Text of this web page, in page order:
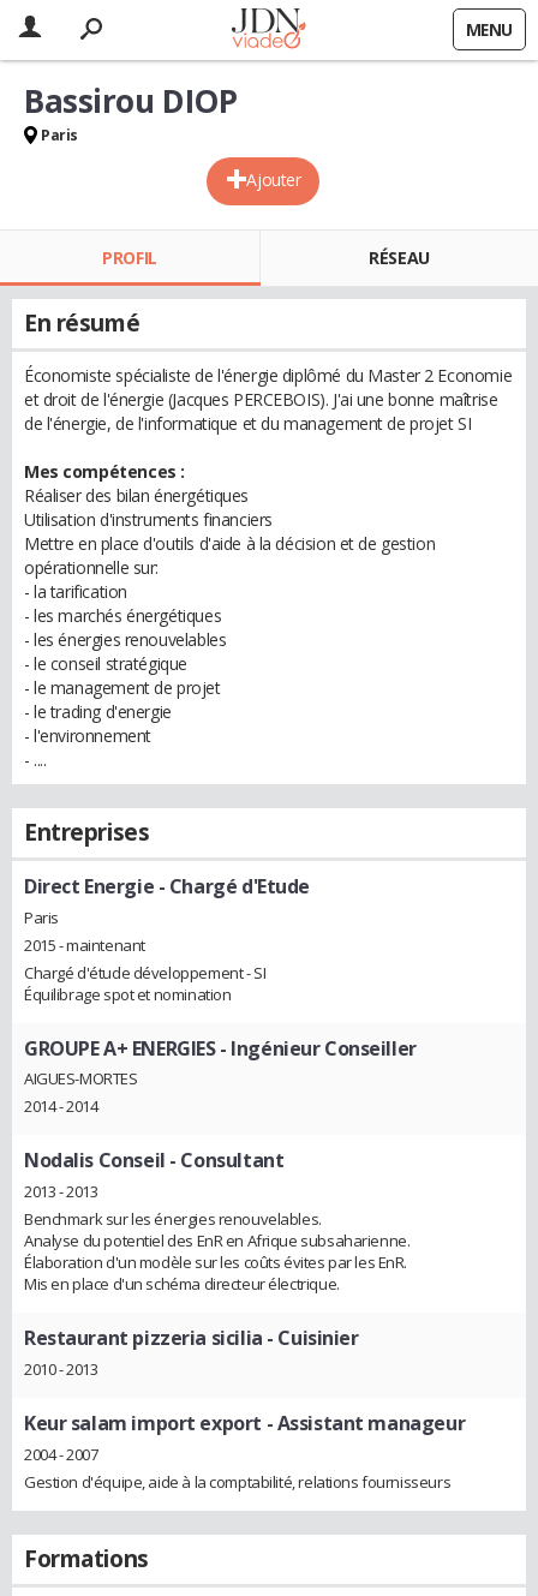
MENU
Ajouter
Bassirou DIOP
Paris
PROFIL RÉSEAU
En résumé
Économiste spécialiste de l'énergie diplômé du Master 2 Economie
et droit de l'énergie (Jacques PERCEBOIS). J'ai une bonne maîtrise
de l'énergie, de l'informatique et du management de projet SI
Mes compétences :
Réaliser des bilan énergétiques
Utilisation d'instruments financiers
Mettre en place d'outils d'aide à la décision et de gestion
opérationnelle sur:
- la tarification
- les marchés énergétiques
- les énergies renouvelables
- le conseil stratégique
- le management de projet
- le trading d'energie
- l'environnement
- ....
Entreprises
Direct Energie - Chargé d'Etude
Paris
2015 - maintenant
Chargé d'étude développement - SI
Équilibrage spot et nomination
GROUPE A+ ENERGIES- Ingénieur Conseiller
AIGUES-MORTES
2014 - 2014
Nodalis Conseil - Consultant
2013 - 2013
Benchmark sur les énergies renouvelables.
Analyse du potentiel des EnR en Afrique subsaharienne.
Élaboration d'un modèle sur les coûts évites par les EnR.
Mis en place d'un schéma directeur électrique.
Restaurant pizzeria sicilia - Cuisinier
2010 - 2013
Keur salam import export - Assistant manageur
2004 - 2007
Gestion d'équipe, aide à la comptabilité, relations fournisseurs
Formations